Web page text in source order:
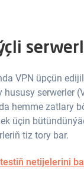
VPN üpçün
hususy serwerler
hemme zatlary
üçin
tiz tory bar.
netijelerini